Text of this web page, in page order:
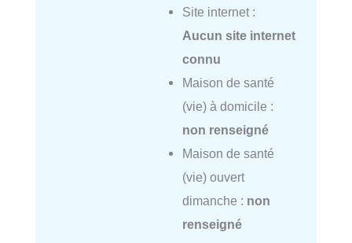
Site internet :
Aucun site internet
connu
Maison de santé
(vie) à domicile :
non renseigné
Maison de santé
(vie) ouvert
dimanche : non
renseigné